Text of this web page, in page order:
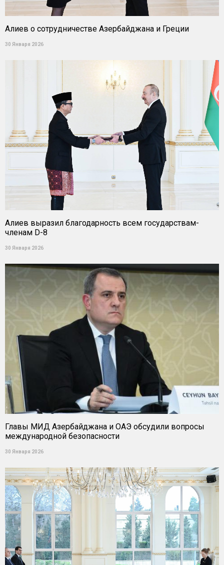
Алиев о сотрудничестве Азербайджана и Греции
30 Января 2026
Алиев выразил благодарность всем государствам-
членам D-8
30 Января 2026
Главы МИД Азербайджана и ОАЭ обсудили вопросы
международной безопасности
30 Января 2026